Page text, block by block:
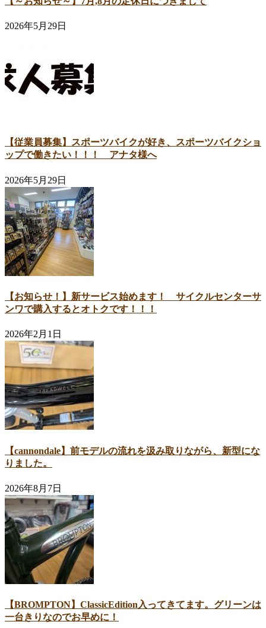
2026年5月29日
【従業員募集】スポーツバイクが好き、スポーツバイクショ
ップで働きたい！！！ アナタ様へ
2026年5月29日
【お知らせ！】新サービス始めます！ サイクルセンターサ
ンワで購入するとオトクです！！！
2026年2月1日
【cannondale】前モデルの流れを汲み取りながら、新型にな
りました。
2026年8月7日
【BROMPTON】ClassicEdition入ってきてます。グリーンは
一台きりなのでお早めに！